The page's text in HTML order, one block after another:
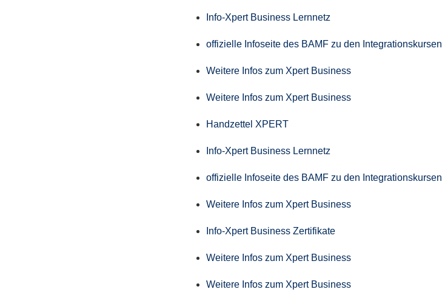
Info-Xpert Business Lernnetz
offizielle Infoseite des BAMF zu den Integrationskursen
Weitere Infos zum Xpert Business
Weitere Infos zum Xpert Business
Handzettel XPERT
Info-Xpert Business Lernnetz
offizielle Infoseite des BAMF zu den Integrationskursen
Weitere Infos zum Xpert Business
Info-Xpert Business Zertifikate
Weitere Infos zum Xpert Business
Weitere Infos zum Xpert Business